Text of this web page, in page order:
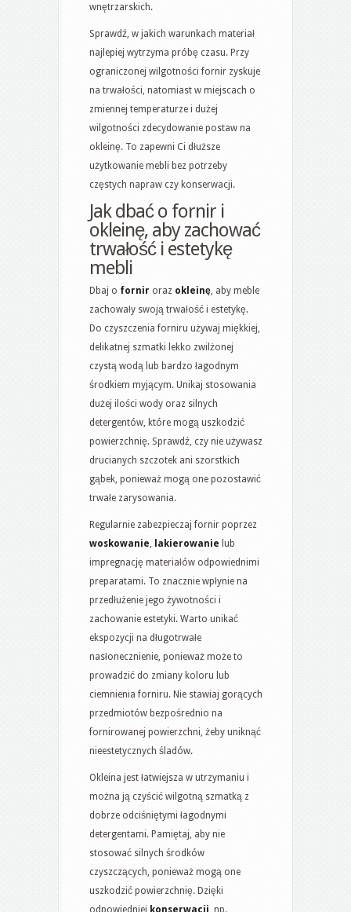
wnętrzarskich.
Sprawdź, w jakich warunkach materiał
najlepiej wytrzyma próbę czasu. Przy
ograniczonej wilgotności fornir zyskuje
na trwałości, natomiast w miejscach o
zmiennej temperaturze i dużej
wilgotności zdecydowanie postaw na
okleinę. To zapewni Ci dłuższe
użytkowanie mebli bez potrzeby
częstych napraw czy konserwacji.
Jak dbać o fornir i
okleinę, aby zachować
trwałość i estetykę
mebli
Dbaj o fornir oraz okleinę, aby meble
zachowały swoją trwałość i estetykę.
Do czyszczenia forniru używaj miękkiej,
delikatnej szmatki lekko zwilżonej
czystą wodą lub bardzo łagodnym
środkiem myjącym. Unikaj stosowania
dużej ilości wody oraz silnych
detergentów, które mogą uszkodzić
powierzchnię. Sprawdź, czy nie używasz
drucianych szczotek ani szorstkich
gąbek, ponieważ mogą one pozostawić
trwałe zarysowania.
Regularnie zabezpieczaj fornir poprzez
woskowanie, lakierowanie lub
impregnację materiałów odpowiednimi
preparatami. To znacznie wpłynie na
przedłużenie jego żywotności i
zachowanie estetyki. Warto unikać
ekspozycji na długotrwałe
nasłonecznienie, ponieważ może to
prowadzić do zmiany koloru lub
ciemnienia forniru. Nie stawiaj gorących
przedmiotów bezpośrednio na
fornirowanej powierzchni, żeby uniknąć
nieestetycznych śladów.
Okleina jest łatwiejsza w utrzymaniu i
można ją czyścić wilgotną szmatką z
dobrze odciśniętymi łagodnymi
detergentami. Pamiętaj, aby nie
stosować silnych środków
czyszczących, ponieważ mogą one
uszkodzić powierzchnię. Dzięki
odpowiedniej konserwacji, np.